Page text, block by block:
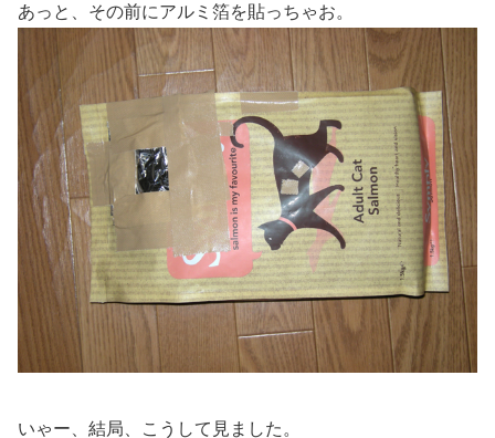
あっと、その前にアルミ箔を貼っちゃお。
いゃー、結局、こうして見ました。